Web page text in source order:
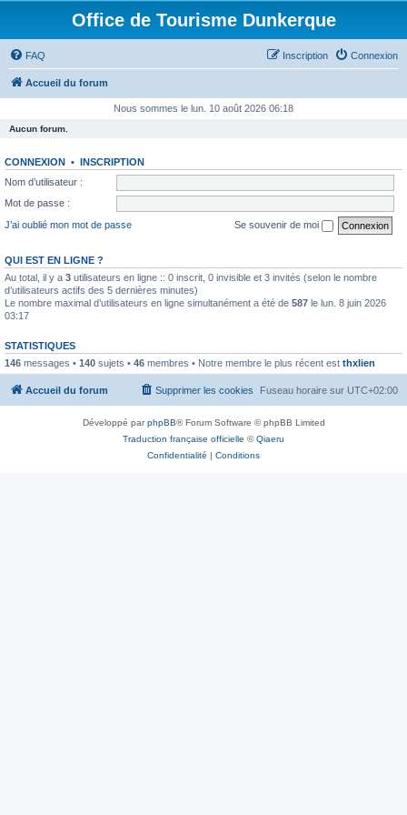
Office de Tourisme Dunkerque
FAQ Connexion
Inscription
Accueil du forum
Nous sommes le lun. 10 août 2026 06:18
Aucun forum.
CONNEXION • INSCRIPTION
Nom d’utilisateur :
Mot de passe :
J’ai oublié mon mot de passe
Se souvenir de moi
QUI EST EN LIGNE ?
Au total, il y a 3 utilisateurs en ligne :: 0 inscrit, 0 invisible et 3 invités (selon le nombre
d’utilisateurs actifs des 5 dernières minutes)
Le nombre maximal d’utilisateurs en ligne simultanément a été de 587 le lun. 8 juin 2026
03:17
STATISTIQUES
146 messages • 140 sujets • 46 membres • Notre membre le plus récent est thxlien
Accueil du forum Fuseau horaire sur UTC+02:00
Supprimer les cookies
Développé parphpBB® Forum Software © phpBB Limited
Traduction française officielle ©Qiaeru
Confidentialité | Conditions